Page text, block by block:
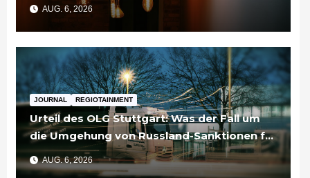
AUG. 6, 2026
JOURNAL REGIOTAINMENT
Urteil des OLG Stuttgart: Was der Fall um
die Umgehung von Russland-Sanktionen für
Unternehmen bedeutet
AUG. 6, 2026